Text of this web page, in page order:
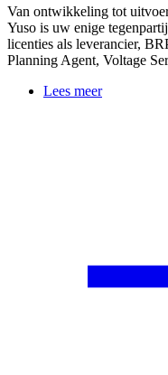
Van ontwikkeling tot
Yuso is uw enige
licenties als leverancier,
Planning Agent, Voltage
Lees meer